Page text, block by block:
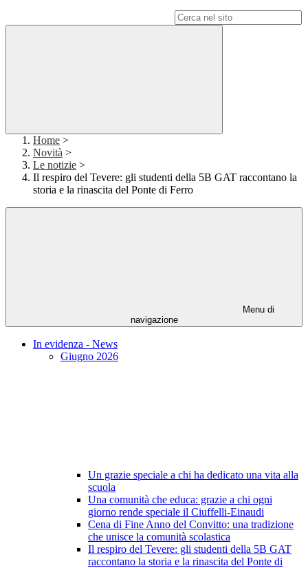
Home >
Novità >
Le notizie >
Il respiro del Tevere: gli studenti della 5B GAT raccontano la
storia e la rinascita del Ponte di Ferro
Menu di
navigazione
In evidenza - News
Giugno 2026
Un grazie speciale a chi ha dedicato una vita alla
scuola
Una comunità che educa: grazie a chi ogni
giorno rende speciale il Ciuffelli-Einaudi
Cena di Fine Anno del Convitto: una tradizione
che unisce la comunità scolastica
Il respiro del Tevere: gli studenti della 5B GAT
raccontano la storia e la rinascita del Ponte di